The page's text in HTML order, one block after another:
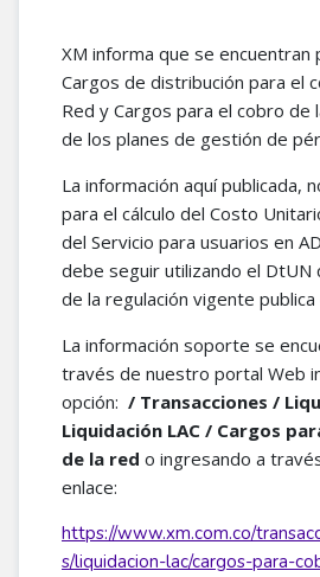
XM informa que se encuentran
Cargos de distribución para el
Red y Cargos para el cobro de
de los planes de gestión de
La información aquí publicada,
para el cálculo del Costo
del Servicio para usuarios en
debe seguir utilizando el DtUN
de la regulación vigente publica
La información soporte se
través de nuestro portal Web
opción: / Transacciones /
Liquidación LAC / Cargos
de la red o ingresando a
enlace:
https://www.xm.com.co/
s/liquidacion-lac/cargos-para-